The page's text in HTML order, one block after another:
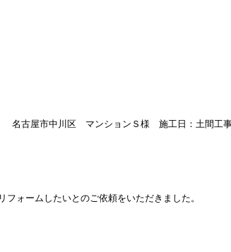
名古屋市中川区 マンションＳ様 施工日：土間工
ォームしたいとのご依頼をいただきました。